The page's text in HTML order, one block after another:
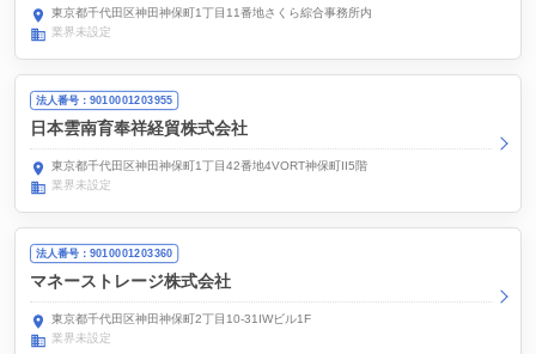
東京都千代田区神田神保町1丁目11番地さくら綜合事務所内
業界未設定
法人番号：9010001203955
日本雲南育奉祥経貿株式会社
東京都千代田区神田神保町1丁目42番地4VORT神保町II5階
業界未設定
法人番号：9010001203360
マネーストレージ株式会社
東京都千代田区神田神保町2丁目10-31IWビル1F
業界未設定